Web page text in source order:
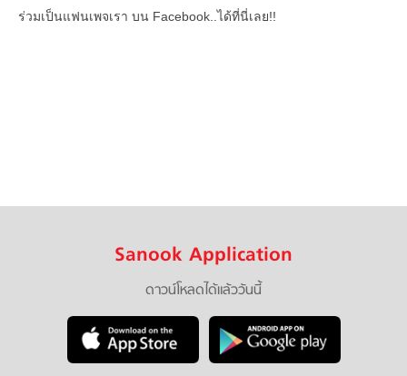
ร่วมเป็นแฟนเพจเรา บน Facebook..ได้ที่นี่เลย!!
Sanook Application
ดาวน์โหลดได้แล้ววันนี้